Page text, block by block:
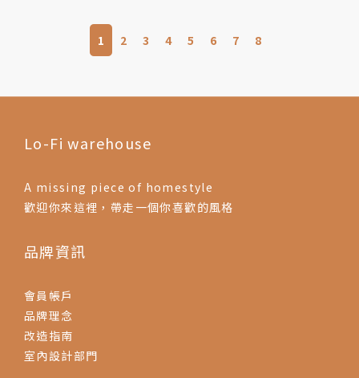
1 2 3 4 5 6 7 8
Lo-Fi warehouse
A missing piece of homestyle
歡迎你來這裡，帶走一個你喜歡的風格
品牌資訊
會員帳戶
品牌理念
改造指南
室內設計部門